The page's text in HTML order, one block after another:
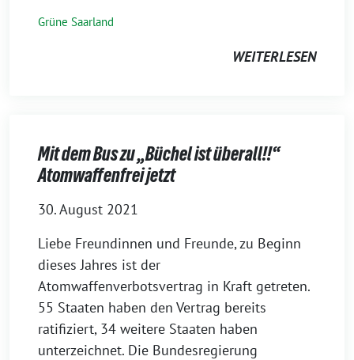
Grüne Saarland
WEITERLESEN
Mit dem Bus zu „Büchel ist überall!!“
Atomwaffenfrei jetzt
30. August 2021
Liebe Freundinnen und Freunde, zu Beginn
dieses Jahres ist der
Atomwaffenverbotsvertrag in Kraft getreten.
55 Staaten haben den Vertrag bereits
ratifiziert, 34 weitere Staaten haben
unterzeichnet. Die Bundesregierung